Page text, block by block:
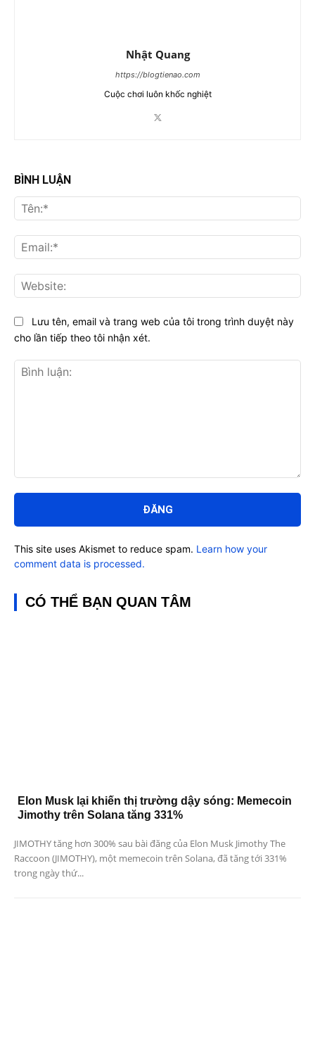
Nhật Quang
https://blogtienao.com
Cuộc chơi luôn khốc nghiệt
BÌNH LUẬN
luận:
Lưu tên, email và trang web của tôi trong trình duyệt này
cho lần tiếp theo tôi nhận xét.
This site uses Akismet to reduce spam. Learn how your
comment data is processed.
CÓ THỂ BẠN QUAN TÂM
Elon Musk lại khiến thị trường dậy sóng: Memecoin
Jimothy trên Solana tăng 331%
JIMOTHY tăng hơn 300% sau bài đăng của Elon Musk Jimothy The
Raccoon (JIMOTHY), một memecoin trên Solana, đã tăng tới 331%
trong ngày thứ...